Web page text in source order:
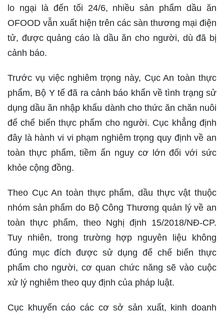
lo ngại là đến tối 24/6, nhiều sản phẩm dầu ăn
OFOOD vẫn xuất hiện trên các sàn thương mại điện
tử, được quảng cáo là dầu ăn cho người, dù đã bị
cảnh báo.
Trước vụ việc nghiêm trọng này, Cục An toàn thực
phẩm, Bộ Y tế đã ra cảnh báo khẩn về tình trạng sử
dụng dầu ăn nhập khẩu dành cho thức ăn chăn nuôi
để chế biến thực phẩm cho người. Cục khẳng định
đây là hành vi vi phạm nghiêm trọng quy định về an
toàn thực phẩm, tiềm ẩn nguy cơ lớn đối với sức
khỏe cộng đồng.
Theo Cục An toàn thực phẩm, dầu thực vật thuộc
nhóm sản phẩm do Bộ Công Thương quản lý về an
toàn thực phẩm, theo Nghị định 15/2018/NĐ-CP.
Tuy nhiên, trong trường hợp nguyên liệu không
đúng mục đích được sử dụng để chế biến thực
phẩm cho người, cơ quan chức năng sẽ vào cuộc
xử lý nghiêm theo quy định của pháp luật.
Cục khuyến cáo các cơ sở sản xuất, kinh doanh